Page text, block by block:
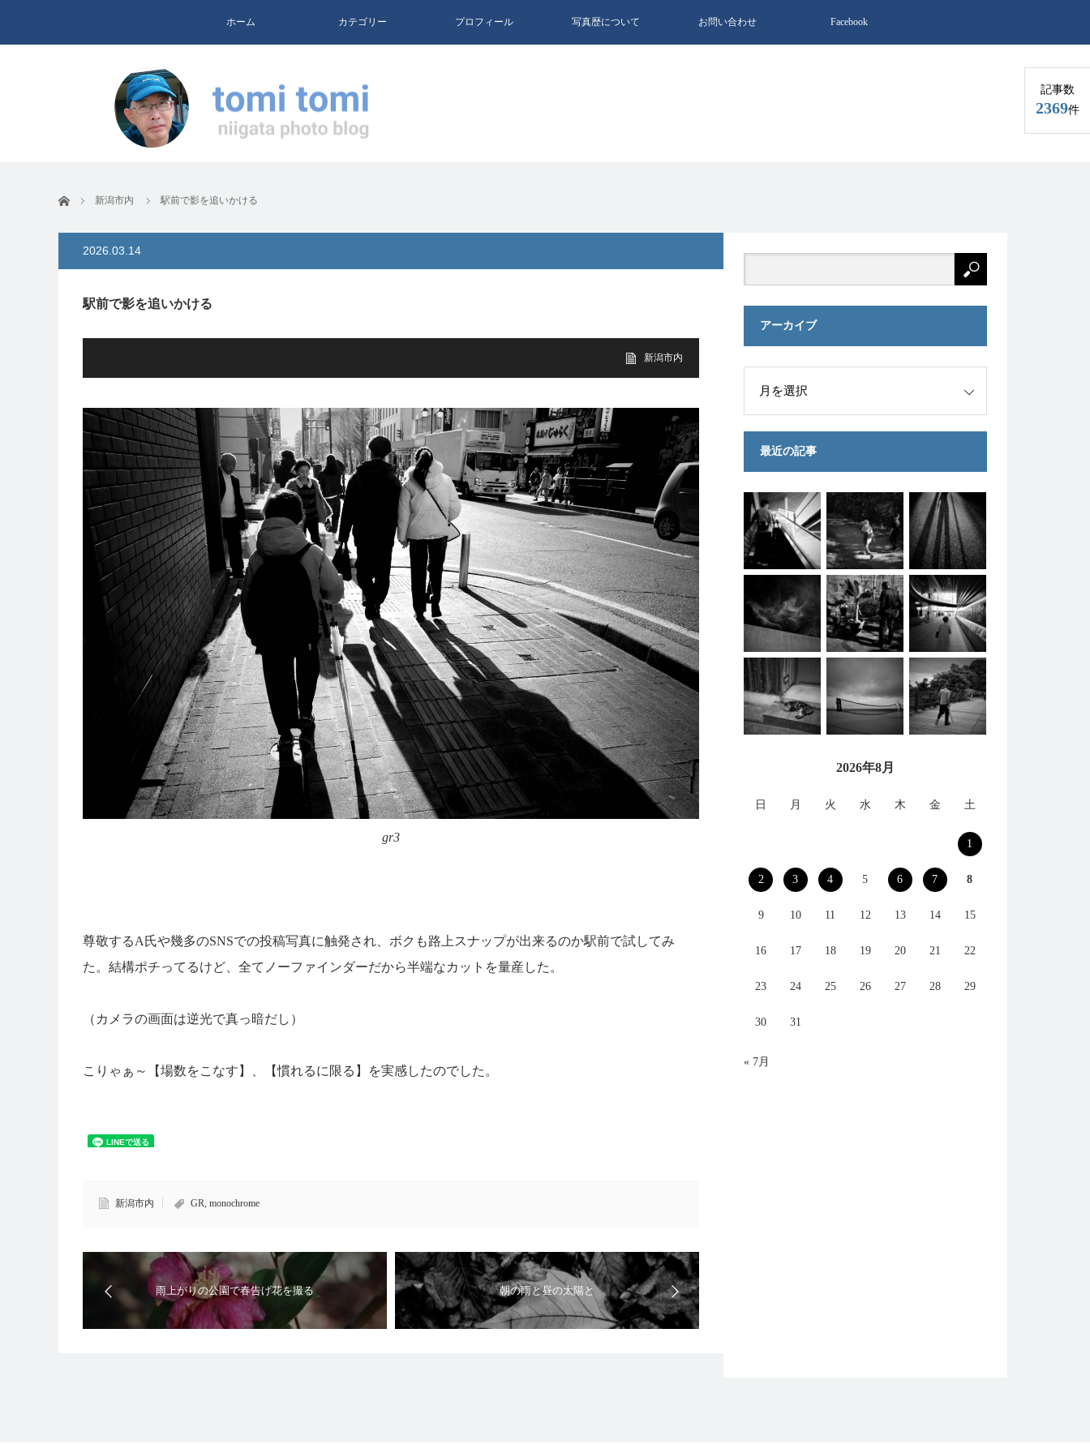
ホーム カテゴリー プロフィール 写真歴について お問い合わせ Facebook
記事数
2369件
ホーム 新潟市内 駅前で影を追いかける
2026.03.14
駅前で影を追いかける
新潟市内
gr3
尊敬するA氏や幾多のSNSでの投稿写真に触発され、ボクも路上スナップが出来るのか駅前で試してみ
た。結構ポチってるけど、全てノーファインダーだから半端なカットを量産した。
（カメラの画面は逆光で真っ暗だし）
こりゃぁ～【場数をこなす】、【慣れるに限る】を実感したのでした。
新潟市内 GR monochrome
雨上がりの公園で春告げ花を撮る 朝の雨と昼の太陽と
アーカイブ
最近の記事
2026年8月
日 月 火 水 木 金 土
1
2 3 4 5 6 7 8
9 10 11 12 13 14 15
16 17 18 19 20 21 22
23 24 25 26 27 28 29
30 31
« 7月